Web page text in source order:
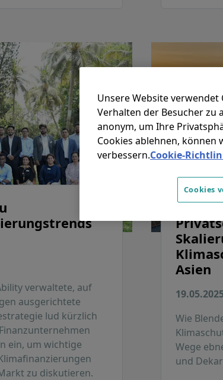
verwaltete, auf
ausgerichtete
lud kürzlich
ein, um wichtige
zu diskutieren.
Asien
Wie
Wege
und
Unsere Website
Verhalten der Besucher zu
anonym, um Ihre
Cookies ablehnen, können
verbessern.Cookie-
Cookies